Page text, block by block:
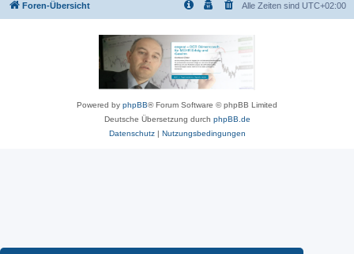
Foren-Übersicht Alle Zeiten sind UTC+02:00
Powered by phpBB® Forum Software © phpBB Limited
Deutsche Übersetzung durch phpBB.de
Datenschutz| Nutzungsbedingungen